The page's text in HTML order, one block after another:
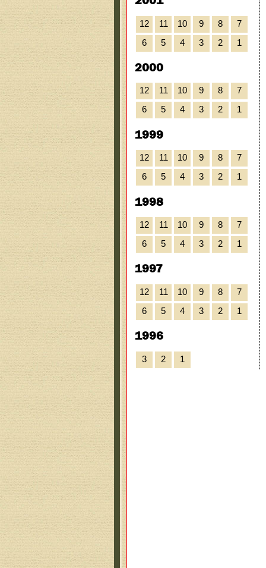
12 11 10 9 8
7
6
5 4 3 2 1
2000
12 11 10 9 8
7
6
5 4 3 2 1
1999
12 11 10 9 8
7
6
5 4 3 2 1
1998
12 11 10 9 8
7
6
5 4 3 2 1
1997
12 11 10 9 8
7
6
5 4 3 2 1
1996
3 2 1